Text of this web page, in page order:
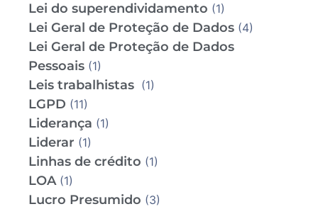
Lei do superendividamento (1)
Lei Geral de Proteção de Dados (4)
Lei Geral de Proteção de Dados
Pessoais (1)
Leis trabalhistas (1)
LGPD (11)
Liderança (1)
Liderar (1)
Linhas de crédito (1)
LOA(1)
Lucro Presumido (3)